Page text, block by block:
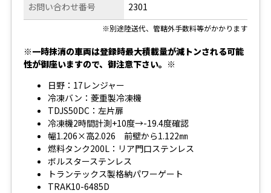
お問い合わせ番号 2301
※別途陸送代、管轄外手数料等がかかります
※一時抹消の車両は登録時最大積載量が減トンされる可能
性が御座いますので、御注意下さい。※
日野：17レンジャー
冷凍バン：菱重製冷凍機
TDJS50DC：左片扉
冷凍機2時間計測+10度→-19.4度確認
幅1.206×高2.026 前壁から1.122㎜
燃料タンク200L：リア門口ステンレス
ボルスターステンレス
トランテックス製格納パワーゲート
TRAK10-6485D